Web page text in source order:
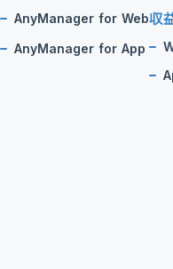
AnyManager for Web
AnyManager for App
収